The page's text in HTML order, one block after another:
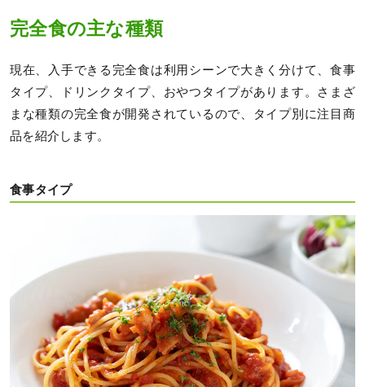
完全食の主な種類
現在、入手できる完全食は利用シーンで大きく分けて、食事
タイプ、ドリンクタイプ、おやつタイプがあります。さまざ
まな種類の完全食が開発されているので、タイプ別に注目商
品を紹介します。
食事タイプ